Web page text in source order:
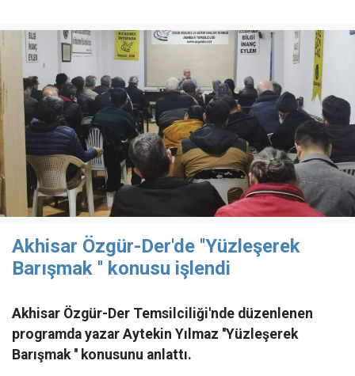
Akhisar Özgür-Der'de ''Yüzleşerek
Barışmak '' konusu işlendi
Akhisar Özgür-Der Temsilciliği'nde düzenlenen
programda yazar Aytekin Yılmaz ''Yüzleşerek
Barışmak '' konusunu anlattı.